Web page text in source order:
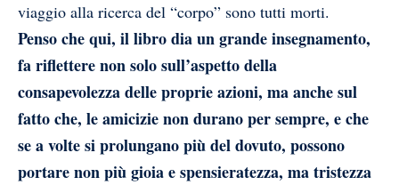
viaggio alla ricerca del “corpo” sono tutti morti.
Penso che qui, il libro dia un grande insegnamento,
fa riflettere non solo sull’aspetto della
consapevolezza delle proprie azioni, ma anche sul
fatto che, le amicizie non durano per sempre, e che
se a volte si prolungano più del dovuto, possono
portare non più gioia e spensieratezza, ma tristezza